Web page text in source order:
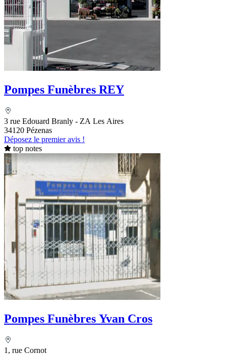
Pompes Funèbres REY
3 rue Edouard Branly - ZA Les Aires
34120 Pézenas
Déposez le premier avis !
top notes
Pompes Funèbres Yvan Cros
1, rue Cornot